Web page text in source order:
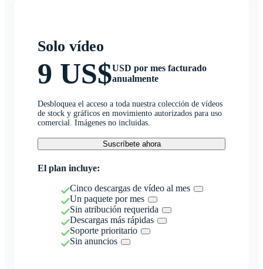
Solo vídeo
9 US$USD por mes facturado
anualmente
Desbloquea el acceso a toda nuestra colección de vídeos
de stock y gráficos en movimiento autorizados para uso
comercial. Imágenes no incluidas.
Suscríbete ahora
El plan incluye:
Cinco descargas de vídeo al mes
Un paquete por mes
Sin atribución requerida
Descargas más rápidas
Soporte prioritario
Sin anuncios